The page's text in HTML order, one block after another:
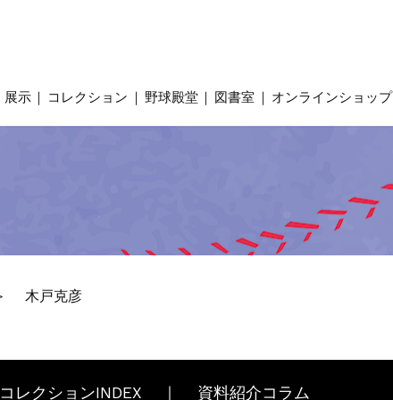
展示 コレクション 野球殿堂 図書室 オンラインショップ
木戸克彦
コレクションINDEX 資料紹介コラム